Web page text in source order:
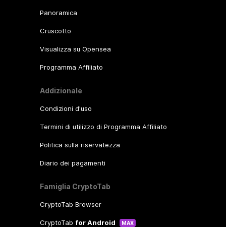
Panoramica
Cruscotto
Visualizza su Opensea
Programma Affiliato
Addizionale
Condizioni d'uso
Termini di utilizzo di Programma Affiliato
Politica sulla riservatezza
Diario dei pagamenti
Famiglia CryptoTab
CryptoTab Browser
CryptoTab for Android MAX